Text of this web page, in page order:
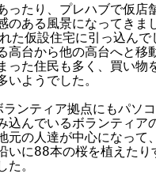
ったり、プレハブで仮店
ある風景になってきま
た仮設住宅に引っ込んで
高台から他の高台へと移
った住民も多く、買い物
ようでした。
ンティア拠点にもパソ
込んでいるボランティア
元の人達が中心になって
いに88本の桜を植えたり
。